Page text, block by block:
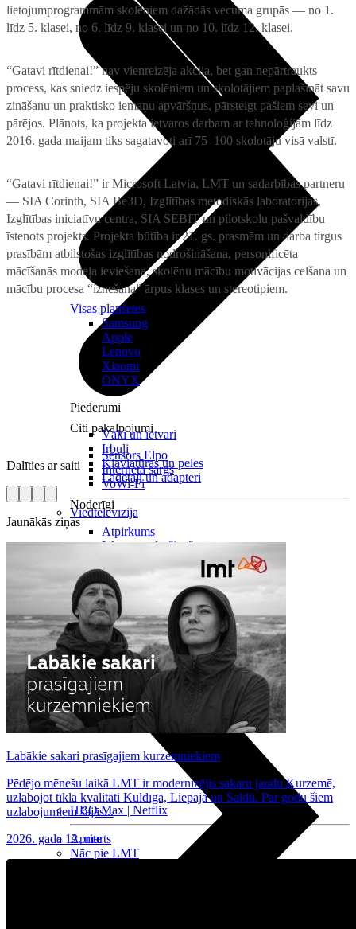
Citi pakalpojumi
Sensors Elpo
Interneta sargs
VoWi-Fi
Viedtelevīzija
HBO Max | Netflix
Aprite
Nāc pie LMT
Visas planšetes
Samsung
Apple
Lenovo
Xiaomi
ONYX
Piederumi
Vāki un ietvari
Irbuļi
Klaviatūras un peles
Lādētāji un adapteri
Noderīgi
Atpirkums
Iekārtu apdrošināšana
Nomaksas līgums
Datortehnika
lietojumprogrammām skolēniem dažādās vecuma grupās — no 1.
līdz 5. klasei, no 6. līdz 9. klasei un no 10. līdz 12. klasei.
“Gatavi rītdienai!” nav vienreizēja akcija, bet gan nepārtraukts
process, kas sniedz iespēju skolēniem un skolotājiem paplašināt savu
zināšanu un praktisko iemaņu apvāršņus, pārsteigt pašiem sevi un
pārējos. Plānots, ka projekta ietvaros darbam ar tehnoloģijām līdz
2016. gada maijam tiks sagatavoti arī 75–100 skolotāju visā valstī.
“Gatavi rītdienai!” ir Microsoft Latvia, LMT un sadarbības partneru
— SIA Corinth, SIA Be3D, Izglītības metodiskās laboratorijas,
Izglītības iniciatīvu centra, SIA SEBIT un pilotskolu pašvaldību
īstenots projekts. Projekta būtība ir 21. gs. prasmēm un darba tirgus
prasībām atbilstošas izglītības nodrošināšana, personificēta
mācīšanās modeļa ieviešana, skolēnu mācību motivācijas celšana un
mācību procesa “iznešana” ārpus klases un stereotipiem.
Dalīties ar saiti
Jaunākās ziņas
Labākie sakari prasīgajiem kurzemniekiem
Pēdējo mēnešu laikā LMT ir modernizējis sakaru jaudu Kurzemē,
uzlabojot tīkla kvalitāti Kuldīgā, Liepājā un Saldū. Par godu šiem
uzlabojumiem šajās...
2026. gada 12. marts